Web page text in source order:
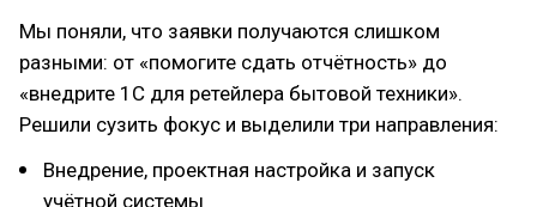
Мы поняли, что заявки получаются слишком
разными: от «помогите сдать отчётность» до
«внедрите 1С для ретейлера бытовой техники».
Решили сузить фокус и выделили три направления:
Внедрение, проектная настройка и запуск
учётной системы